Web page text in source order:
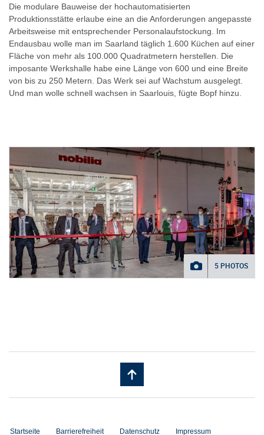
Die modulare Bauweise der hochautomatisierten
Produktionsstätte erlaube eine an die Anforderungen angepasste
Arbeitsweise mit entsprechender Personalaufstockung. Im
Endausbau wolle man im Saarland täglich 1.600 Küchen auf einer
Fläche von mehr als 100.000 Quadratmetern herstellen. Die
imposante Werkshalle habe eine Länge von 600 und eine Breite
von bis zu 250 Metern. Das Werk sei auf Wachstum ausgelegt.
Und man wolle schnell wachsen in Saarlouis, fügte Bopf hinzu.
5 PHOTOS
Startseite Barrierefreiheit Datenschutz Impressum